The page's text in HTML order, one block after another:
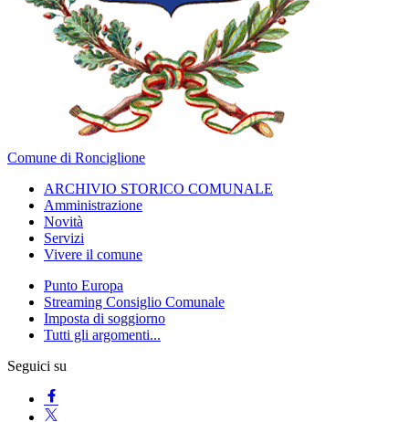
Comune di Ronciglione
ARCHIVIO STORICO COMUNALE
Amministrazione
Novità
Servizi
Vivere il comune
Punto Europa
Streaming Consiglio Comunale
Imposta di soggiorno
Tutti gli argomenti...
Seguici su